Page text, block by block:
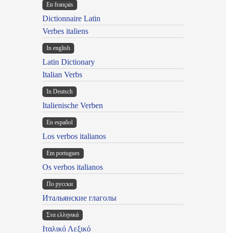
En français
Dictionnaire Latin
Verbes italiens
In english
Latin Dictionary
Italian Verbs
In Deutsch
Italienische Verben
En español
Los verbos italianos
Em portugues
Os verbos italianos
По русски
Итальянские глаголы
Στα ελληνικά
Ιταλικό Λεξικό